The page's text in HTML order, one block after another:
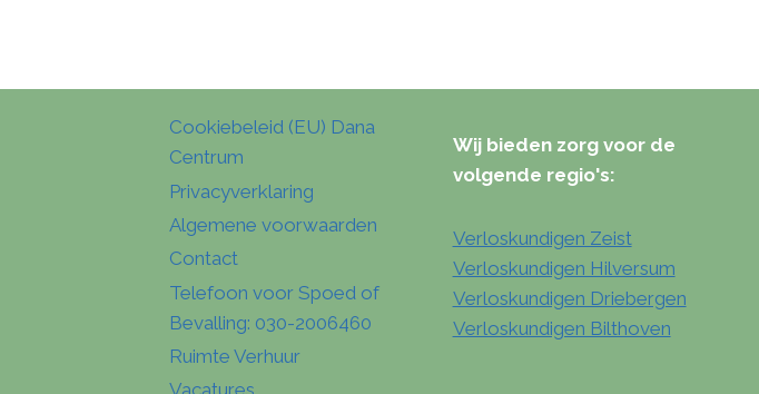
Cookiebeleid (EU) Dana
Centrum
Privacyverklaring
Algemene voorwaarden
Contact
Telefoon voor Spoed of
Bevalling: 030-2006460
Ruimte Verhuur
Wij bieden zorg voor de
volgende regio's:
Verloskundigen Zeist
Verloskundigen Hilversum
Verloskundigen Driebergen
Verloskundigen Bilthoven